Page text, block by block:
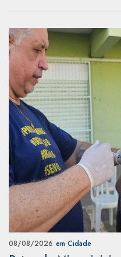
08/08/2026 em Cidade